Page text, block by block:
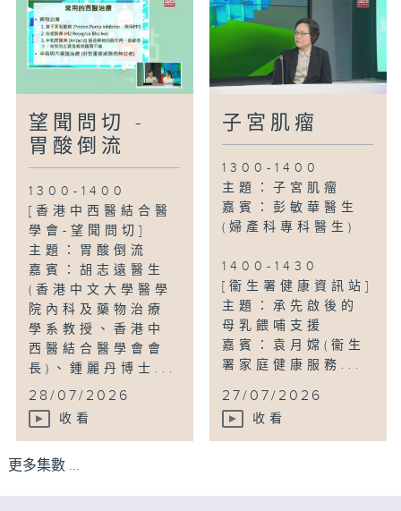
望聞問切 -
胃酸倒流
1300-1400
[香港中西醫結合醫
學會-望聞問切]
主題：胃酸倒流
嘉賓：胡志遠醫生
(香港中文大學醫學
院內科及藥物治療
學系教授、香港中
西醫結合醫學會會
長)、鍾麗丹博士...
28/07/2026
收看
子宮肌瘤
1300-1400
主題：子宮肌瘤
嘉賓：彭敏華醫生
(婦產科專科醫生)
1400-1430
[衞生署健康資訊站]
主題：承先啟後的
母乳餵哺支援
嘉賓：袁月嫦(衞生
署家庭健康服務...
27/07/2026
收看
更多集數 ...